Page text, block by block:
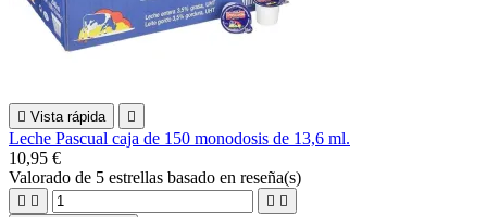
 Vista rápida 
Leche Pascual caja de 150 monodosis de 13,6 ml.
10,95 €
Valorado de 5 estrellas basado en reseña(s)
   